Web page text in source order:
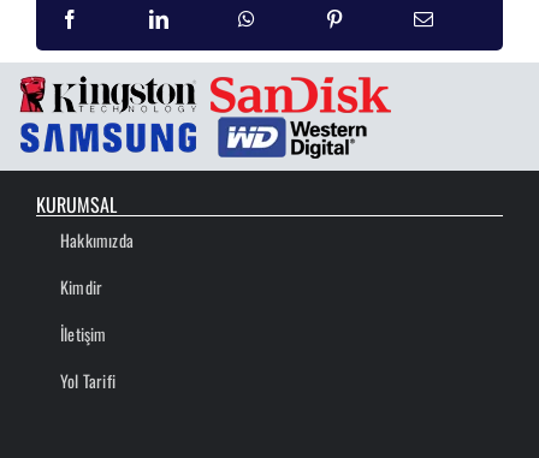
KURUMSAL
Hakkımızda
Kimdir
İletişim
Yol Tarifi